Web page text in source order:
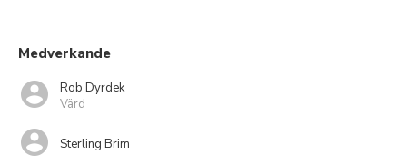
Medverkande
Rob Dyrdek
Värd
Sterling Brim